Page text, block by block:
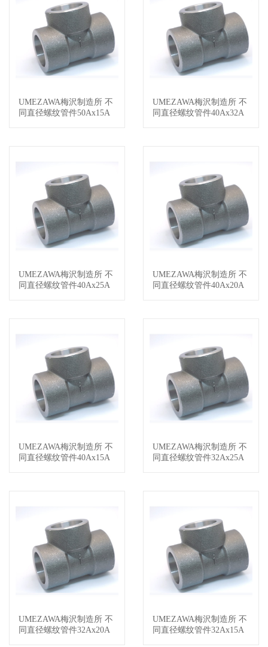
查看详情
UMEZAWA梅沢制造所 不
同直径螺纹管件50Ax15A
查看详情
UMEZAWA梅沢制造所 不
同直径螺纹管件40Ax32A
查看详情
UMEZAWA梅沢制造所 不
同直径螺纹管件40Ax25A
查看详情
UMEZAWA梅沢制造所 不
同直径螺纹管件40Ax20A
查看详情
UMEZAWA梅沢制造所 不
同直径螺纹管件40Ax15A
查看详情
UMEZAWA梅沢制造所 不
同直径螺纹管件32Ax25A
查看详情
UMEZAWA梅沢制造所 不
同直径螺纹管件32Ax20A
查看详情
UMEZAWA梅沢制造所 不
同直径螺纹管件32Ax15A